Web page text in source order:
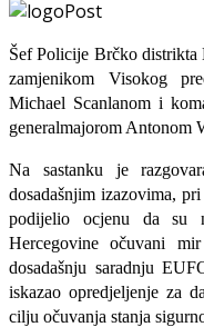
Šef Policije Brčko distrikta
zamjenikom Visokog
Michael Scanlanom i
generalmajorom Antonom
Na sastanku je
dosadašnjim izazovima,
podijelio ocjenu da su
Hercegovine očuvani
dosadašnju saradnju
iskazao opredjeljenje za
cilju očuvanja stanja